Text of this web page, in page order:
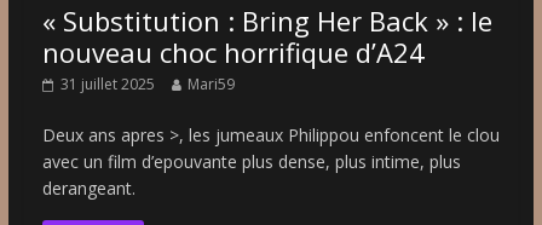
« Substitution : Bring Her Back » : le
nouveau choc horrifique d’A24
31 juillet 2025 Mari59
Deux ans apres >, les jumeaux Philippou enfoncent le clou
avec un film d’epouvante plus dense, plus intime, plus
derangeant.